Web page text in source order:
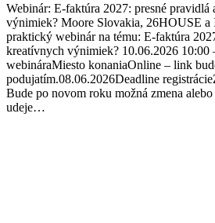
Webinár: E-faktúra 2027: presné pravidlá
výnimiek? Moore Slovakia, 26HOUSE a
praktický webinár na tému: E-faktúra
kreatívnych výnimiek? 10.06.2026 10:00
webináraMiesto konaniaOnline – link
podujatím.08.06.2026Deadline
Bude po novom roku možná zmena
udeje…